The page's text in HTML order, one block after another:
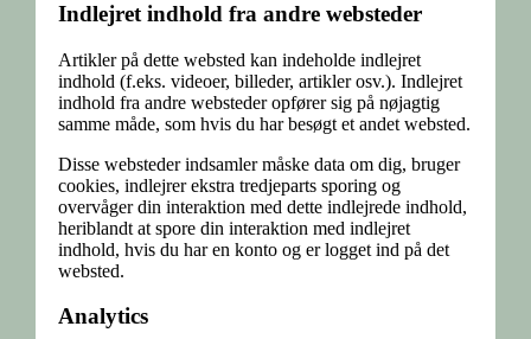
Indlejret indhold fra andre websteder
Artikler på dette websted kan indeholde indlejret
indhold (f.eks. videoer, billeder, artikler osv.). Indlejret
indhold fra andre websteder opfører sig på nøjagtig
samme måde, som hvis du har besøgt et andet websted.
Disse websteder indsamler måske data om dig, bruger
cookies, indlejrer ekstra tredjeparts sporing og
overvåger din interaktion med dette indlejrede indhold,
heriblandt at spore din interaktion med indlejret
indhold, hvis du har en konto og er logget ind på det
websted.
Analytics